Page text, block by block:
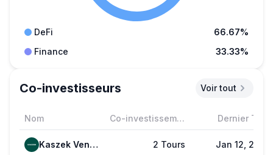
DeFi
66.67%
Finance
33.33%
Co-investisseurs Voir tout
Nom Co-investissements Dernier Tour
Kaszek Ventures 2 Tours Jan 12, 2023